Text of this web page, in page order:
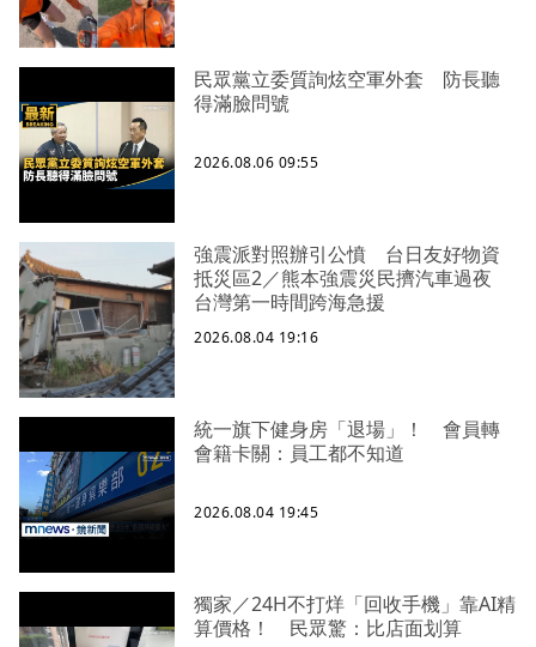
民眾黨立委質詢炫空軍外套 防長聽
得滿臉問號
2026.08.06 09:55
強震派對照辦引公憤 台日友好物資
抵災區2／熊本強震災民擠汽車過夜
台灣第一時間跨海急援
2026.08.04 19:16
統一旗下健身房「退場」！ 會員轉
會籍卡關：員工都不知道
2026.08.04 19:45
獨家／24H不打烊「回收手機」靠AI精
算價格！ 民眾驚：比店面划算